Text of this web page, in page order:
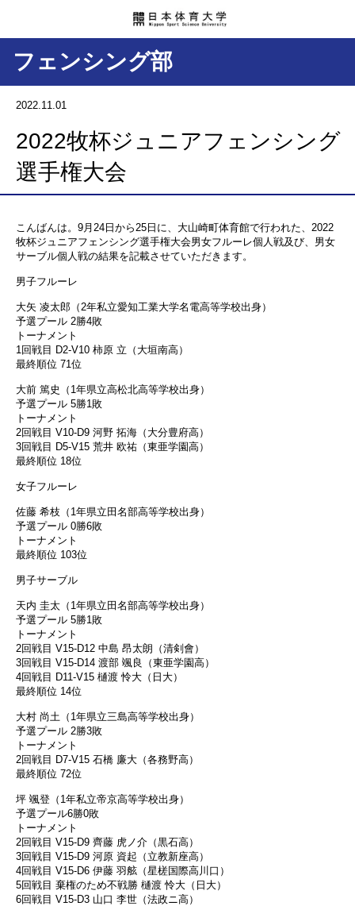
フェンシング部
2022.11.01
2022牧杯ジュニアフェンシング
選手権大会
こんばんは。9月24日から25日に、大山崎町体育館で行われた、2022
牧杯ジュニアフェンシング選手権大会男女フルーレ個人戦及び、男女
サーブル個人戦の結果を記載させていただきます。
男子フルーレ
大矢 凌太郎（2年私立愛知工業大学名電高等学校出身）
予選プール 2勝4敗
トーナメント
1回戦目 D2-V10 柿原 立（大垣南高）
最終順位 71位
大前 篤史（1年県立高松北高等学校出身）
予選プール 5勝1敗
トーナメント
2回戦目 V10-D9 河野 拓海（大分豊府高）
3回戦目 D5-V15 荒井 欧祐（東亜学園高）
最終順位 18位
女子フルーレ
佐藤 希枝（1年県立田名部高等学校出身）
予選プール 0勝6敗
トーナメント
最終順位 103位
男子サーブル
天内 圭太（1年県立田名部高等学校出身）
予選プール 5勝1敗
トーナメント
2回戦目 V15-D12 中島 昂太朗（清剣會）
3回戦目 V15-D14 渡部 颯良（東亜学園高）
4回戦目 D11-V15 樋渡 怜大（日大）
最終順位 14位
大村 尚土（1年県立三島高等学校出身）
予選プール 2勝3敗
トーナメント
2回戦目 D7-V15 石橋 廉大（各務野高）
最終順位 72位
坪 颯登（1年私立帝京高等学校出身）
予選プール6勝0敗
トーナメント
2回戦目 V15-D9 齊藤 虎ノ介（黒石高）
3回戦目 V15-D9 河原 資起（立教新座高）
4回戦目 V15-D6 伊藤 羽舷（星槎国際高川口）
5回戦目 棄権のため不戦勝 樋渡 怜大（日大）
6回戦目 V15-D3 山口 李世（法政ニ高）